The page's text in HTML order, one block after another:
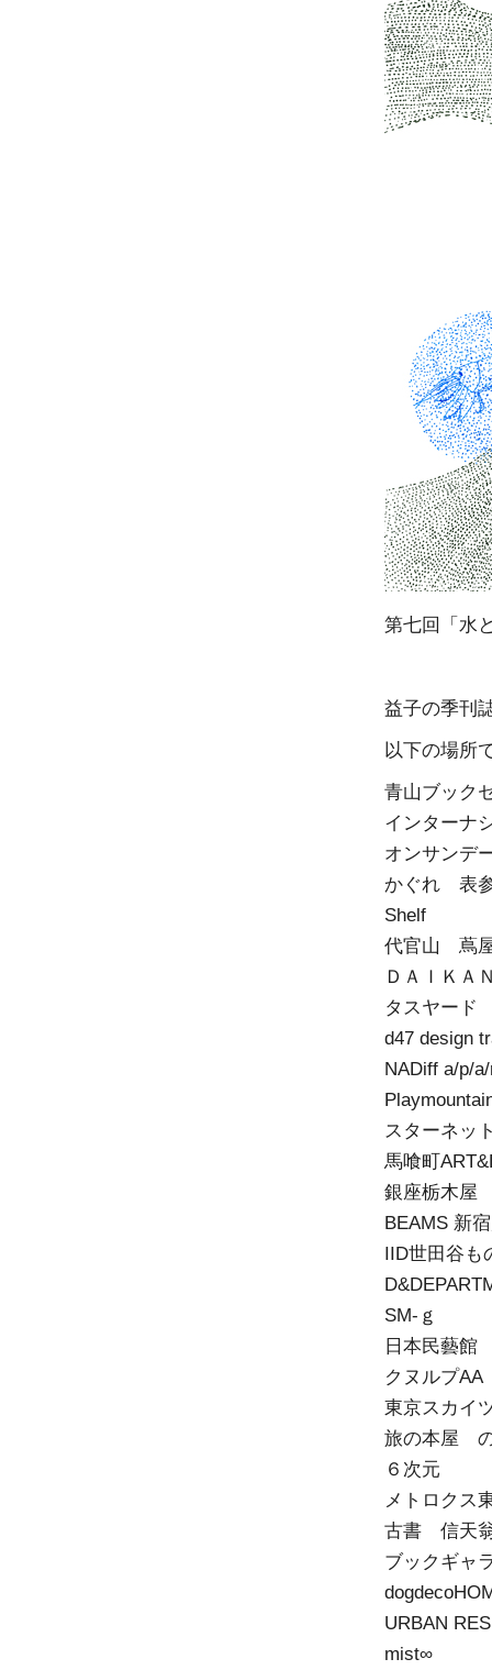
第七回「水
益子の季刊
以下の場所
青山ブック
インターナ
オンサンデ
かぐれ 表
Shelf
代官山 蔦
ＤＡＩＫＡ
タスヤード
d47 design
NADiff a/p/
スターネッ
馬喰町
銀座栃木屋
BEAMS 新
IID世田谷も
SM-ｇ
日本民藝館
クヌルプAA
東京スカイ
旅の本屋
６次元
メトロクス
古書 信天
ブックギャ
URBAN
mist∞